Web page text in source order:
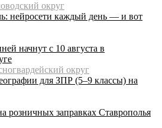
округ
нейросети каждый день — и вот
начнут с 10 августа в
округ
для ЗПР (5–9 классы) на
розничных заправках Ставрополья